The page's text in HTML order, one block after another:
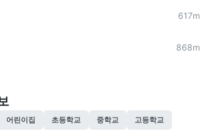
617m
868m
어린이집 초등학교 중학교 고등학교